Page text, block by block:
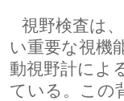
視野検査は、
い重要な視機
動視野計によ
ている。この